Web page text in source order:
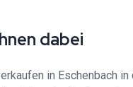
dabei
in Eschenbach